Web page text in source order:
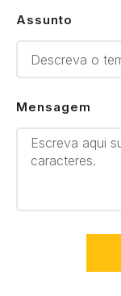
Assunto
Mensagem